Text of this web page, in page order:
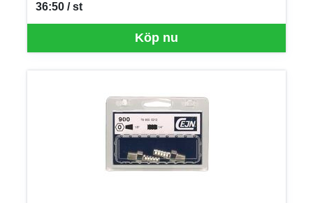
Köp nu
36:50 / st
SEK per ST